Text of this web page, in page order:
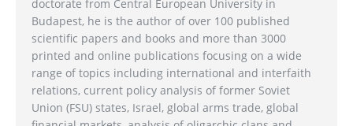
doctorate from Central European University in
Budapest, he is the author of over 100 published
scientific papers and books and more than 3000
printed and online publications focusing on a wide
range of topics including international and interfaith
relations, current policy analysis of former Soviet
Union (FSU) states, Israel, global arms trade, global